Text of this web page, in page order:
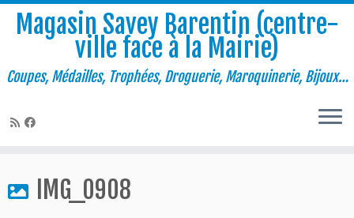
contenu
Magasin Savey Barentin (centre-
ville face à la Mairie)
Coupes, Médailles, Trophées, Droguerie, Maroquinerie, Bijoux…
IMG_0908